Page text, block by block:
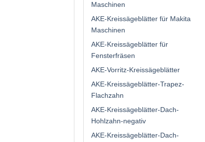
Maschinen
AKE-Kreissägeblätter für Makita
Maschinen
AKE-Kreissägeblätter für
Fensterfräsen
AKE-Vorritz-Kreissägeblätter
AKE-Kreissägeblätter-Trapez-
Flachzahn
AKE-Kreissägeblätter-Dach-
Hohlzahn-negativ
AKE-Kreissägeblätter-Dach-